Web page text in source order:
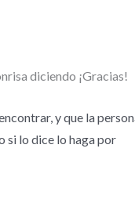
diciendo ¡Gracias!
y que la
si lo dice lo haga por